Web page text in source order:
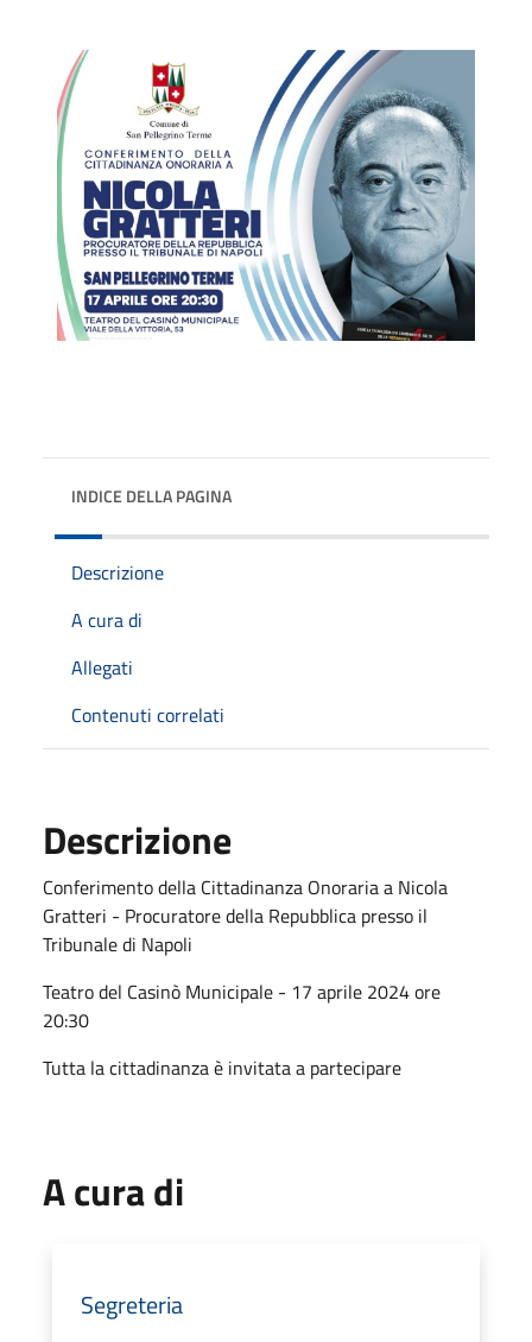
INDICE DELLA PAGINA
Descrizione
A cura di
Allegati
Contenuti correlati
Descrizione
Conferimento della Cittadinanza Onoraria a Nicola
Gratteri - Procuratore della Repubblica presso il
Tribunale di Napoli
Teatro del Casinò Municipale - 17 aprile 2024 ore
20:30
Tutta la cittadinanza è invitata a partecipare
A cura di
Segreteria